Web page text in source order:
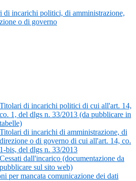
di incarichi politici, di amministrazione,
o di governo
Titolari di incarichi politici di cui all'art. 14,
co. 1, del dlgs n. 33/2013 (da pubblicare in
tabelle)
Titolari di incarichi di amministrazione, di
direzione o di governo di cui all'art. 14, co.
1-bis, del dlgs n. 33/2013
Cessati dall'incarico (documentazione da
pubblicare sul sito web)
per mancata comunicazione dei dati